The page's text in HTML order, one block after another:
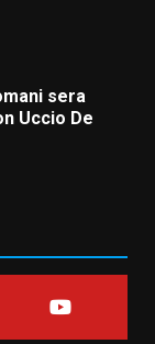
sera
Uccio De
studenti